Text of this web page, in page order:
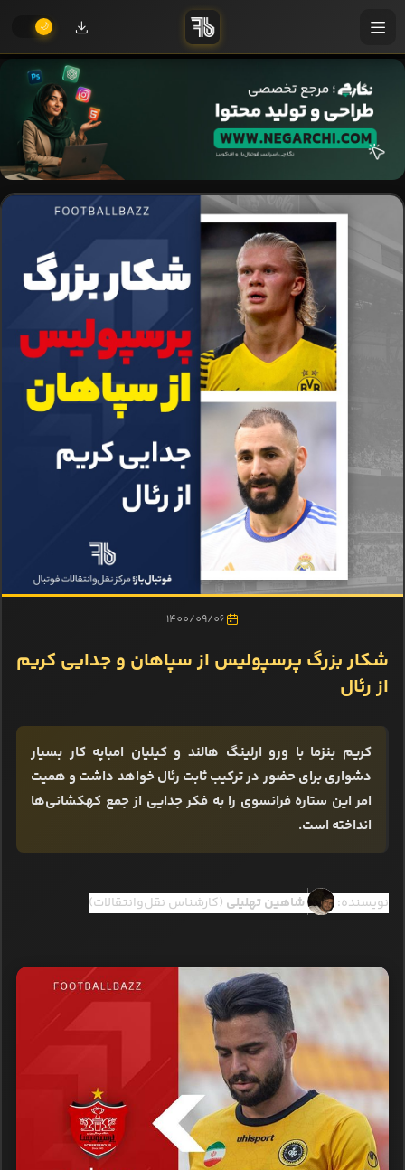
1400/09/06
شکار بزرگ پرسپولیس از سپاهان و جدایی کریم
از رئال
کریم بنزما با ورو ارلینگ هالند و کیلیان امباپه کار بسیار
دشواری برای حضور در ترکیب ثابت رئال خواهد داشت و همیت
امر این ستاره فرانسوی را به فکر جدایی از جمع کهکشانی‌ها
انداخته است.
نویسنده: شاهین تهلیلی (کارشناس نقل‌وانتقالات)